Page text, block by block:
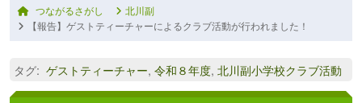
つながるさがし
北川副
【報告】ゲストティーチャーによるクラブ活動が行われました！
タグ: ゲストティーチャー, 令和８年度, 北川副小学校クラブ活動